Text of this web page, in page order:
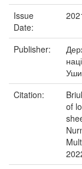
Issue
Date:
Publisher:
Citation:
of